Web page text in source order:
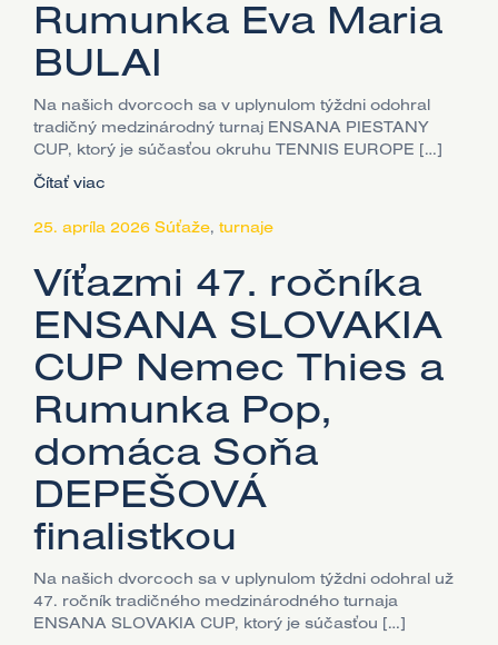
Rumunka Eva Maria
BULAI
Na našich dvorcoch sa v uplynulom týždni odohral
tradičný medzinárodný turnaj ENSANA PIESTANY
CUP, ktorý je súčasťou okruhu TENNIS EUROPE […]
Čítať viac
25. apríla 2026 Súťaže, turnaje
Víťazmi 47. ročníka
ENSANA SLOVAKIA
CUP Nemec Thies a
Rumunka Pop,
domáca Soňa
DEPEŠOVÁ
finalistkou
Na našich dvorcoch sa v uplynulom týždni odohral už
47. ročník tradičného medzinárodného turnaja
ENSANA SLOVAKIA CUP, ktorý je súčasťou […]